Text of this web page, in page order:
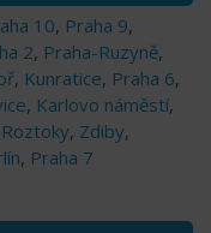
10, Praha 9,
2, Praha-Ruzyně,
, Kunratice, Praha 6,
, Karlovo náměstí,
Roztoky, Zdiby,
, Praha 7